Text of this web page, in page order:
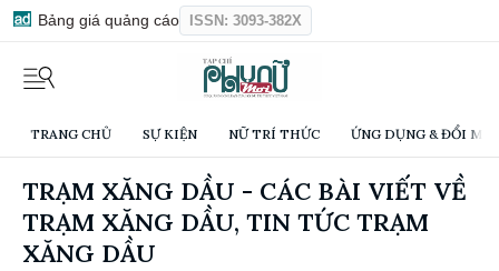
Bảng giá quảng cáo ISSN: 3093-382X
TRANG CHỦ SỰ KIỆN NỮ TRÍ THỨC ỨNG DỤNG & ĐỔI
TRẠM XĂNG DẦU - CÁC BÀI VIẾT VỀ
TRẠM XĂNG DẦU, TIN TỨC TRẠM
XĂNG DẦU